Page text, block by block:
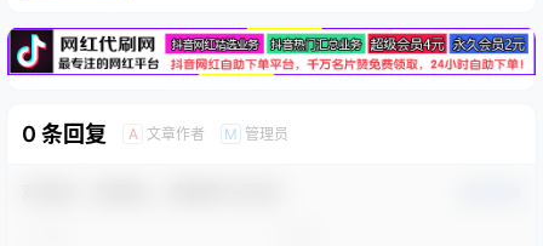
0 条回复 A 文章作者 M 管理员